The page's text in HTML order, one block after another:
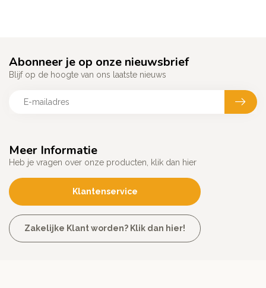
Meer Informatie
Heb je vragen over onze producten, klik dan hier
Klantenservice
Zakelijke Klant worden? Klik dan hier!
Abonneer je op onze nieuwsbrief
Blijf op de hoogte van ons laatste nieuws